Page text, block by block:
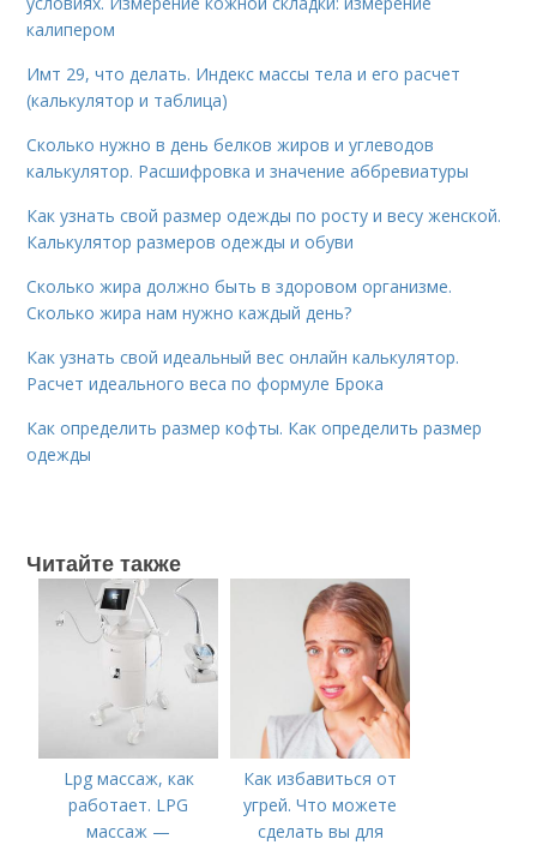
калипером
Имт 29, что делать. Индекс массы тела и его расчет
(калькулятор и таблица)
Сколько нужно в день белков жиров и углеводов
калькулятор. Расшифровка и значение аббревиатуры
Как узнать свой размер одежды по росту и весу женской.
Калькулятор размеров одежды и обуви
Сколько жира должно быть в здоровом организме.
Сколько жира нам нужно каждый день?
Как узнать свой идеальный вес онлайн калькулятор.
Расчет идеального веса по формуле Брока
Как определить размер кофты. Как определить размер
одежды
Читайте также
Lpg массаж, как
работает. LPG
массаж —
Как избавиться от
угрей. Что можете
сделать вы для